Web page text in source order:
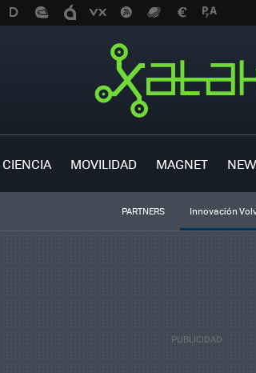
CIENCIA MOVILIDAD MAGNET
PARTNERS Innovación